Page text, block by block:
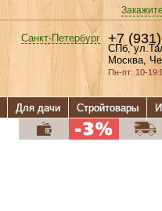
Санкт-Петербург +7
СПб,
Москва,
Пн-пт: 10-
Для дачи Стройтовары